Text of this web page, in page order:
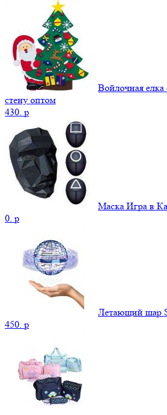
Войлочная
стену оптом
430. p
Маска Игра в
0. p
Летающий шар
450. p